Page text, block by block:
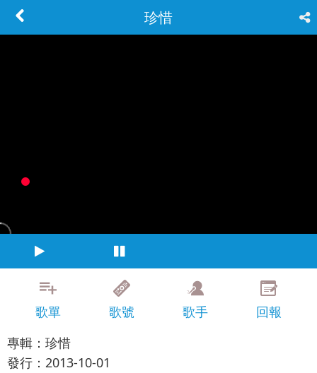
珍惜
歌單 歌號 歌手
回報
專輯：珍惜
發行：2013-10-01